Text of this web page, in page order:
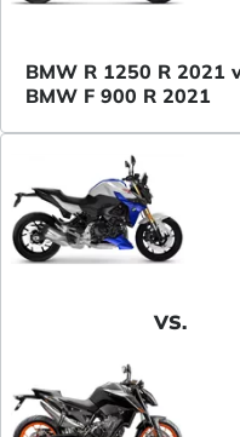
BMW R 1250 R 2021
BMW F 900 R 2021
VS.